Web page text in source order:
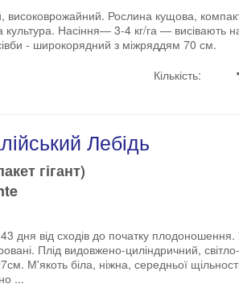
високоврожайний. Рослина кущова,
Насіння— 3-4 кг/га — висівають
- широкорядний з міжряддям 70 см.
Кількість:
Лебідь
гігант)
дня від сходів до початку
Плід видовжено-циліндричний,
М'якоть біла, ніжна, середньої
...